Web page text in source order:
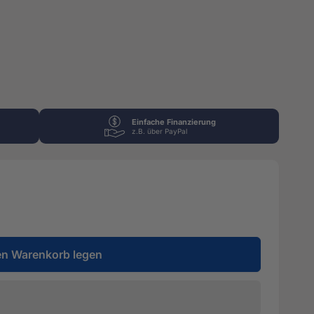
Einfache Finanzierung
z.B. über PayPal
Warenkorb legen